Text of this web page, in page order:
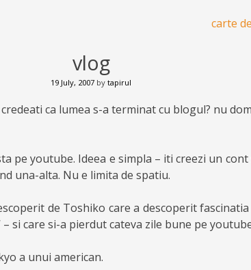
carte
vlog
19 July, 2007 by tapirul
ca lumea s-a terminat cu blogul? nu
pe youtube. Ideea e simpla – iti creezi un
una-alta. Nu e limita de spatiu.
de Toshiko care a descoperit
si care si-a pierdut cateva zile bune pe
a unui american.